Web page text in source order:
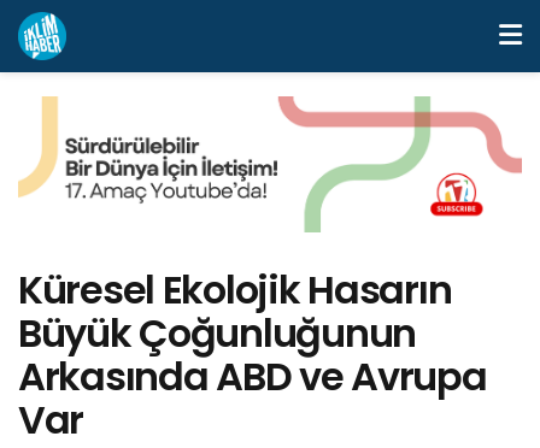
Küresel Ekolojik Hasarın
Büyük Çoğunluğunun
Arkasında ABD ve Avrupa
Var